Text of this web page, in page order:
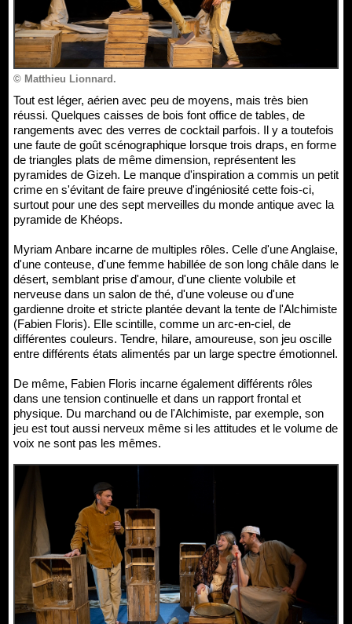
© Matthieu Lionnard.
Tout est léger, aérien avec peu de moyens, mais très bien
réussi. Quelques caisses de bois font office de tables, de
rangements avec des verres de cocktail parfois. Il y a toutefois
une faute de goût scénographique lorsque trois draps, en forme
de triangles plats de même dimension, représentent les
pyramides de Gizeh. Le manque d'inspiration a commis un petit
crime en s'évitant de faire preuve d'ingéniosité cette fois-ci,
surtout pour une des sept merveilles du monde antique avec la
pyramide de Khéops.
Myriam Anbare incarne de multiples rôles. Celle d'une Anglaise,
d'une conteuse, d'une femme habillée de son long châle dans le
désert, semblant prise d'amour, d'une cliente volubile et
nerveuse dans un salon de thé, d'une voleuse ou d'une
gardienne droite et stricte plantée devant la tente de l'Alchimiste
(Fabien Floris). Elle scintille, comme un arc-en-ciel, de
différentes couleurs. Tendre, hilare, amoureuse, son jeu oscille
entre différents états alimentés par un large spectre émotionnel.
De même, Fabien Floris incarne également différents rôles
dans une tension continuelle et dans un rapport frontal et
physique. Du marchand ou de l'Alchimiste, par exemple, son
jeu est tout aussi nerveux même si les attitudes et le volume de
voix ne sont pas les mêmes.